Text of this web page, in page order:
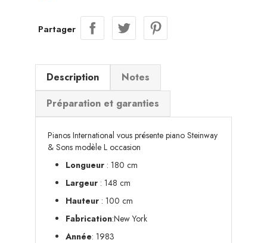
Partager
Description
Notes
Préparation et garanties
Pianos International vous présente piano Steinway
& Sons modèle L occasion
Longueur : 180 cm
Largeur : 148 cm
Hauteur : 100 cm
Fabrication:New York
Année: 1983